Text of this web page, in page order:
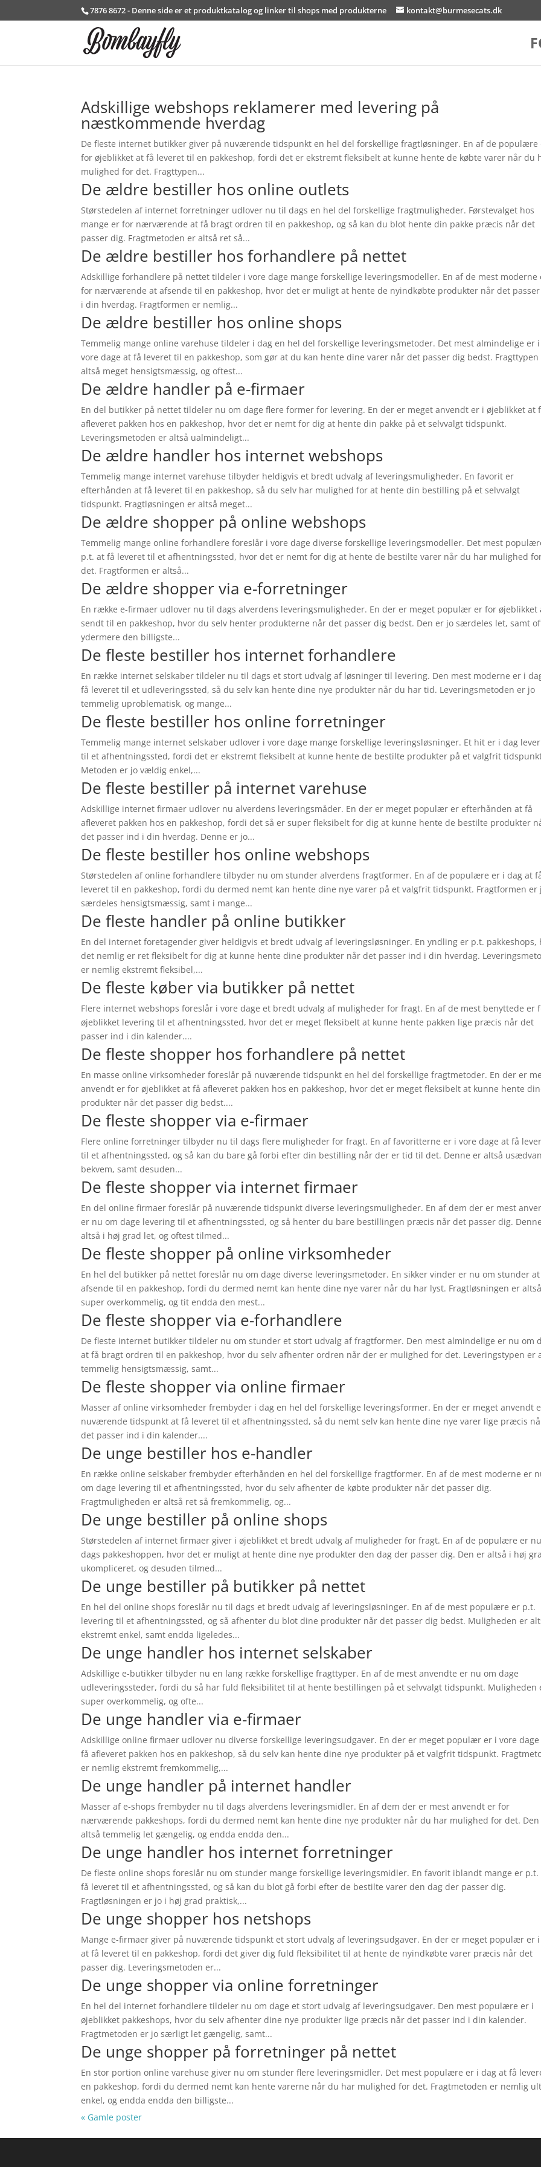
7876 8672 - Denne side er et produktkatalog og linker til shops med produkterne kontakt@burmesecats.dk
Adskillige webshops reklamerer med levering på
næstkommende hverdag
De fleste internet butikker giver på nuværende tidspunkt en hel del forskellige fragtløsninger. En af de populære
for øjeblikket at få leveret til en pakkeshop, fordi det er ekstremt fleksibelt at kunne hente de købte varer når du
mulighed for det. Fragttypen...
De ældre bestiller hos online outlets
Størstedelen af internet forretninger udlover nu til dags en hel del forskellige fragtmuligheder. Førstevalget hos
mange er for nærværende at få bragt ordren til en pakkeshop, og så kan du blot hente din pakke præcis når det
passer dig. Fragtmetoden er altså ret så...
De ældre bestiller hos forhandlere på nettet
Adskillige forhandlere på nettet tildeler i vore dage mange forskellige leveringsmodeller. En af de mest moderne
for nærværende at afsende til en pakkeshop, hvor det er muligt at hente de nyindkøbte produkter når det
i din hverdag. Fragtformen er nemlig...
De ældre bestiller hos online shops
Temmelig mange online varehuse tildeler i dag en hel del forskellige leveringsmetoder. Det mest almindelige er i
vore dage at få leveret til en pakkeshop, som gør at du kan hente dine varer når det passer dig bedst. Fragttypen
altså meget hensigtsmæssig, og oftest...
De ældre handler på e-firmaer
En del butikker på nettet tildeler nu om dage flere former for levering. En der er meget anvendt er i øjeblikket at
afleveret pakken hos en pakkeshop, hvor det er nemt for dig at hente din pakke på et selvvalgt tidspunkt.
Leveringsmetoden er altså ualmindeligt...
De ældre handler hos internet webshops
Temmelig mange internet varehuse tilbyder heldigvis et bredt udvalg af leveringsmuligheder. En favorit er
efterhånden at få leveret til en pakkeshop, så du selv har mulighed for at hente din bestilling på et selvvalgt
tidspunkt. Fragtløsningen er altså meget...
De ældre shopper på online webshops
Temmelig mange online forhandlere foreslår i vore dage diverse forskellige leveringsmodeller. Det mest
p.t. at få leveret til et afhentningssted, hvor det er nemt for dig at hente de bestilte varer når du har mulighed
det. Fragtformen er altså...
De ældre shopper via e-forretninger
En række e-firmaer udlover nu til dags alverdens leveringsmuligheder. En der er meget populær er for øjeblikket
sendt til en pakkeshop, hvor du selv henter produkterne når det passer dig bedst. Den er jo særdeles let, samt
ydermere den billigste...
De fleste bestiller hos internet forhandlere
En række internet selskaber tildeler nu til dags et stort udvalg af løsninger til levering. Den mest moderne er i
få leveret til et udleveringssted, så du selv kan hente dine nye produkter når du har tid. Leveringsmetoden er jo
temmelig uproblematisk, og mange...
De fleste bestiller hos online forretninger
Temmelig mange internet selskaber udlover i vore dage mange forskellige leveringsløsninger. Et hit er i dag
til et afhentningssted, fordi det er ekstremt fleksibelt at kunne hente de bestilte produkter på et valgfrit
Metoden er jo vældig enkel,...
De fleste bestiller på internet varehuse
Adskillige internet firmaer udlover nu alverdens leveringsmåder. En der er meget populær er efterhånden at få
afleveret pakken hos en pakkeshop, fordi det så er super fleksibelt for dig at kunne hente de bestilte produkter
det passer ind i din hverdag. Denne er jo...
De fleste bestiller hos online webshops
Størstedelen af online forhandlere tilbyder nu om stunder alverdens fragtformer. En af de populære er i dag at
leveret til en pakkeshop, fordi du dermed nemt kan hente dine nye varer på et valgfrit tidspunkt. Fragtformen er
særdeles hensigtsmæssig, samt i mange...
De fleste handler på online butikker
En del internet foretagender giver heldigvis et bredt udvalg af leveringsløsninger. En yndling er p.t. pakkeshops,
det nemlig er ret fleksibelt for dig at kunne hente dine produkter når det passer ind i din hverdag.
er nemlig ekstremt fleksibel,...
De fleste køber via butikker på nettet
Flere internet webshops foreslår i vore dage et bredt udvalg af muligheder for fragt. En af de mest benyttede er
øjeblikket levering til et afhentningssted, hvor det er meget fleksibelt at kunne hente pakken lige præcis når det
passer ind i din kalender....
De fleste shopper hos forhandlere på nettet
En masse online virksomheder foreslår på nuværende tidspunkt en hel del forskellige fragtmetoder. En der er
anvendt er for øjeblikket at få afleveret pakken hos en pakkeshop, hvor det er meget fleksibelt at kunne hente
produkter når det passer dig bedst....
De fleste shopper via e-firmaer
Flere online forretninger tilbyder nu til dags flere muligheder for fragt. En af favoritterne er i vore dage at få
til et afhentningssted, og så kan du bare gå forbi efter din bestilling når der er tid til det. Denne er altså
bekvem, samt desuden...
De fleste shopper via internet firmaer
En del online firmaer foreslår på nuværende tidspunkt diverse leveringsmuligheder. En af dem der er mest
er nu om dage levering til et afhentningssted, og så henter du bare bestillingen præcis når det passer dig.
altså i høj grad let, og oftest tilmed...
De fleste shopper på online virksomheder
En hel del butikker på nettet foreslår nu om dage diverse leveringsmetoder. En sikker vinder er nu om stunder at
afsende til en pakkeshop, fordi du dermed nemt kan hente dine nye varer når du har lyst. Fragtløsningen er altså
super overkommelig, og tit endda den mest...
De fleste shopper via e-forhandlere
De fleste internet butikker tildeler nu om stunder et stort udvalg af fragtformer. Den mest almindelige er nu om
at få bragt ordren til en pakkeshop, hvor du selv afhenter ordren når der er mulighed for det. Leveringstypen er
temmelig hensigtsmæssig, samt...
De fleste shopper via online firmaer
Masser af online virksomheder frembyder i dag en hel del forskellige leveringsformer. En der er meget anvendt
nuværende tidspunkt at få leveret til et afhentningssted, så du nemt selv kan hente dine nye varer lige præcis
det passer ind i din kalender....
De unge bestiller hos e-handler
En række online selskaber frembyder efterhånden en hel del forskellige fragtformer. En af de mest moderne er
om dage levering til et afhentningssted, hvor du selv afhenter de købte produkter når det passer dig.
Fragtmuligheden er altså ret så fremkommelig, og...
De unge bestiller på online shops
Størstedelen af internet firmaer giver i øjeblikket et bredt udvalg af muligheder for fragt. En af de populære er
dags pakkeshoppen, hvor det er muligt at hente dine nye produkter den dag der passer dig. Den er altså i høj
ukompliceret, og desuden tilmed...
De unge bestiller på butikker på nettet
En hel del online shops foreslår nu til dags et bredt udvalg af leveringsløsninger. En af de mest populære er p.t.
levering til et afhentningssted, og så afhenter du blot dine produkter når det passer dig bedst. Muligheden er
ekstremt enkel, samt endda ligeledes...
De unge handler hos internet selskaber
Adskillige e-butikker tilbyder nu en lang række forskellige fragttyper. En af de mest anvendte er nu om dage
udleveringssteder, fordi du så har fuld fleksibilitet til at hente bestillingen på et selvvalgt tidspunkt. Muligheden
super overkommelig, og ofte...
De unge handler via e-firmaer
Adskillige online firmaer udlover nu diverse forskellige leveringsudgaver. En der er meget populær er i vore
få afleveret pakken hos en pakkeshop, så du selv kan hente dine nye produkter på et valgfrit tidspunkt.
er nemlig ekstremt fremkommelig,...
De unge handler på internet handler
Masser af e-shops frembyder nu til dags alverdens leveringsmidler. En af dem der er mest anvendt er for
nærværende pakkeshops, fordi du dermed nemt kan hente dine nye produkter når du har mulighed for det.
altså temmelig let gængelig, og endda endda den...
De unge handler hos internet forretninger
De fleste online shops foreslår nu om stunder mange forskellige leveringsmidler. En favorit iblandt mange er p.t.
få leveret til et afhentningssted, og så kan du blot gå forbi efter de bestilte varer den dag der passer dig.
Fragtløsningen er jo i høj grad praktisk,...
De unge shopper hos netshops
Mange e-firmaer giver på nuværende tidspunkt et stort udvalg af leveringsudgaver. En der er meget populær er
at få leveret til en pakkeshop, fordi det giver dig fuld fleksibilitet til at hente de nyindkøbte varer præcis når det
passer dig. Leveringsmetoden er...
De unge shopper via online forretninger
En hel del internet forhandlere tildeler nu om dage et stort udvalg af leveringsudgaver. Den mest populære er i
øjeblikket pakkeshops, hvor du selv afhenter dine nye produkter lige præcis når det passer ind i din kalender.
Fragtmetoden er jo særligt let gængelig, samt...
De unge shopper på forretninger på nettet
En stor portion online varehuse giver nu om stunder flere leveringsmidler. Det mest populære er i dag at få
en pakkeshop, fordi du dermed nemt kan hente varerne når du har mulighed for det. Fragtmetoden er nemlig
enkel, og endda endda den billigste...
« Gamle poster